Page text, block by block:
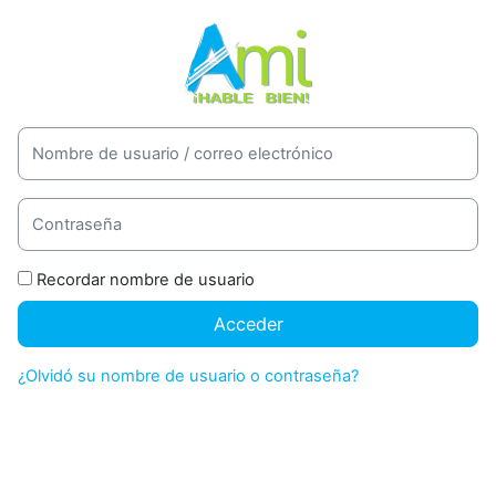
Nombre de usuario / correo electrónico
Contraseña
Recordar nombre de usuario
Acceder
¿Olvidó su nombre de usuario o contraseña?